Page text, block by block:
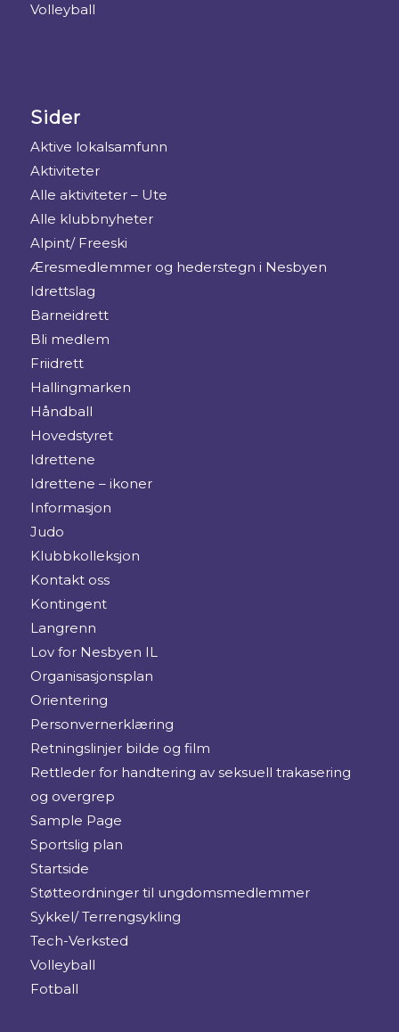
Volleyball
Sider
Aktive lokalsamfunn
Aktiviteter
Alle aktiviteter – Ute
Alle klubbnyheter
Alpint/ Freeski
Æresmedlemmer og hederstegn i Nesbyen
Idrettslag
Barneidrett
Bli medlem
Friidrett
Hallingmarken
Håndball
Hovedstyret
Idrettene
Idrettene – ikoner
Informasjon
Judo
Klubbkolleksjon
Kontakt oss
Kontingent
Langrenn
Lov for Nesbyen IL
Organisasjonsplan
Orientering
Personvernerklæring
Retningslinjer bilde og film
Rettleder for handtering av seksuell trakasering
og overgrep
Sample Page
Sportslig plan
Startside
Støtteordninger til ungdomsmedlemmer
Sykkel/ Terrengsykling
Tech-Verksted
Volleyball
Fotball